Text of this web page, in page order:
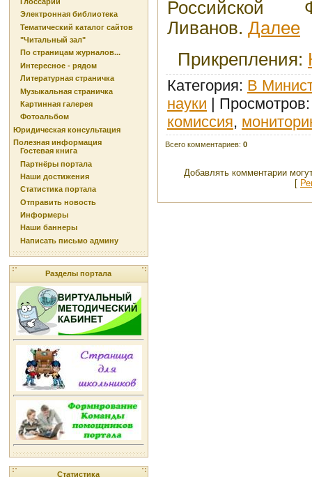
Электронная библиотека
Тематический каталог сайтов
"Читальный зал"
По страницам журналов...
Интересное - рядом
Литературная страничка
Музыкальная страничка
Картинная галерея
Фотоальбом
Юридическая консультация
Полезная информация
Гостевая книга
Партнёры портала
Наши достижения
Статистика портала
Отправить новость
Информеры
Наши баннеры
Написать письмо админу
Разделы портала
Статистика
Российской
Ливанов. Далее
Прикрепления:
Категория: В
науки | Просмотров
комиссия,
Всего комментариев: 0
Добавлять комментарии
[